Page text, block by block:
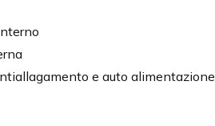
e auto alimentazione